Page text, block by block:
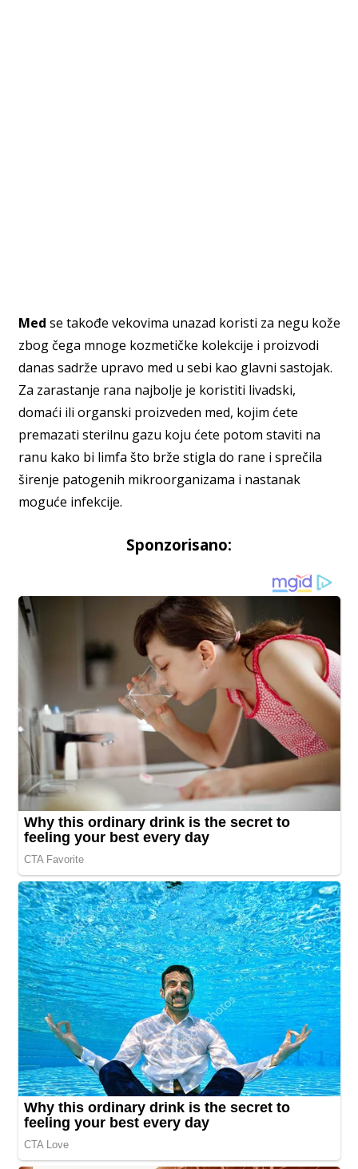
Med se takođe vekovima unazad koristi za negu kože
zbog čega mnoge kozmetičke kolekcije i proizvodi
danas sadrže upravo med u sebi kao glavni sastojak.
Za zarastanje rana najbolje je koristiti livadski,
domaći ili organski proizveden med, kojim ćete
premazati sterilnu gazu koju ćete potom staviti na
ranu kako bi limfa što brže stigla do rane i sprečila
širenje patogenih mikroorganizama i nastanak
moguće infekcije.
Sponzorisano: